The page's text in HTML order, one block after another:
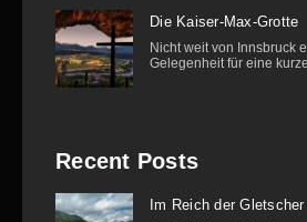
Die Kaiser-Max-Grotte
Nicht weit von Innsbruck
Gelegenheit für eine
Recent Posts
Im Reich der Gletscher